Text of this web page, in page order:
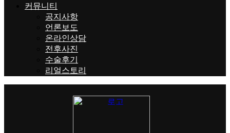
커뮤니티
공지사항
언론보도
온라인상담
전후사진
수술후기
리얼스토리